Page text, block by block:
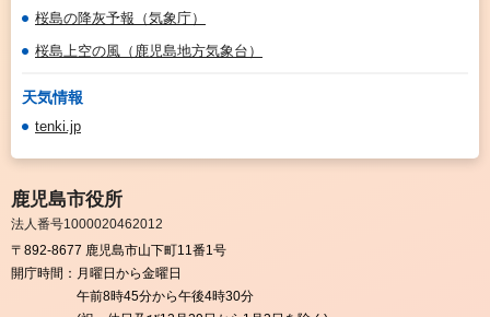
桜島の降灰予報（気象庁）
桜島上空の風（鹿児島地方気象台）
天気情報
tenki.jp
鹿児島市役所
法人番号1000020462012
〒892-8677 鹿児島市山下町11番1号
開庁時間： 月曜日から金曜日
午前8時45分から午後4時30分